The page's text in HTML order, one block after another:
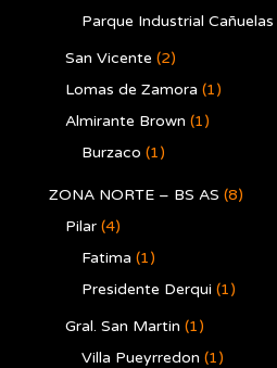
Parque Industrial Cañuelas
San Vicente (2)
Lomas de Zamora (1)
Almirante Brown (1)
Burzaco (1)
ZONA NORTE – BS AS (8)
Pilar (4)
Fatima (1)
Presidente Derqui (1)
Gral. San Martin (1)
Villa Pueyrredon (1)